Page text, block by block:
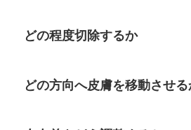
どの程度切除するか
どの方向へ皮膚を移動させ